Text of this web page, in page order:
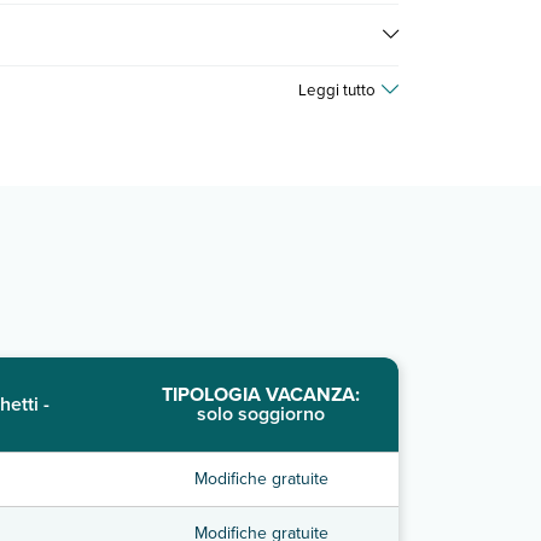
Leggi tutto
- TIPOLOGIA VACANZA:
solo soggiorno
Modifiche gratuite
Modifiche gratuite